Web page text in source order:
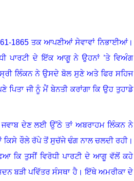
1865ਤਕ ਆਪਣੀਆਂ ਸੇਵਾਵਾਂ ਨਿਭਾਈਆਂ।
ਪਾਰਟੀ ਦੇ ਇੱਕ ਆਗੂ ਨੇ ਉਹਨਾਂ ’ਤੇ ਵਿਅੰਗ
ਸ੍ਰੀ ਲਿੰਕਨ ਨੇ ਉਸਦੇ ਬੋਲ ਸੁਣੇ ਅਤੇ ਫਿਰ ਸਹਿਜ
ਪਿਤਾ ਜੀ ਨੂੰ ਮੈਂ ਬੇਨਤੀ ਕਰਾਂਗਾ ਕਿ ਉਹ ਤੁਹਾਡੇ
ਜਵਾਬ ਦੇਣ ਲਈ ਉੱਠੇ ਤਾਂ ਅਬਰਾਹਮ ਲਿੰਕਨ ਨੇ
‌ਕਿਸੇ ਰੌਲੇ ਰੱਪੇ ਤੋਂ ਸੁਚੱਜੇ ਢੰਗ ਨਾਲ ਚਲਦੀ ਰਹੀ।
ਕਿ ਤੁਸੀਂ ਵਿਰੋਧੀ ਪਾਰਟੀ ਦੇ ਆਗੂ ਵੱਲੋਂ ਕਹੇ
ਬੜੀ ਪਵਿੱਤਰ ਸੰਸਥਾ ਹੈ।ਇੱਥੇ ਅਮਰੀਕਾ ਦੇ